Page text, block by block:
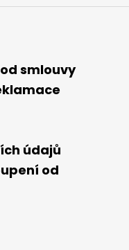
smlouvy
údajů
od